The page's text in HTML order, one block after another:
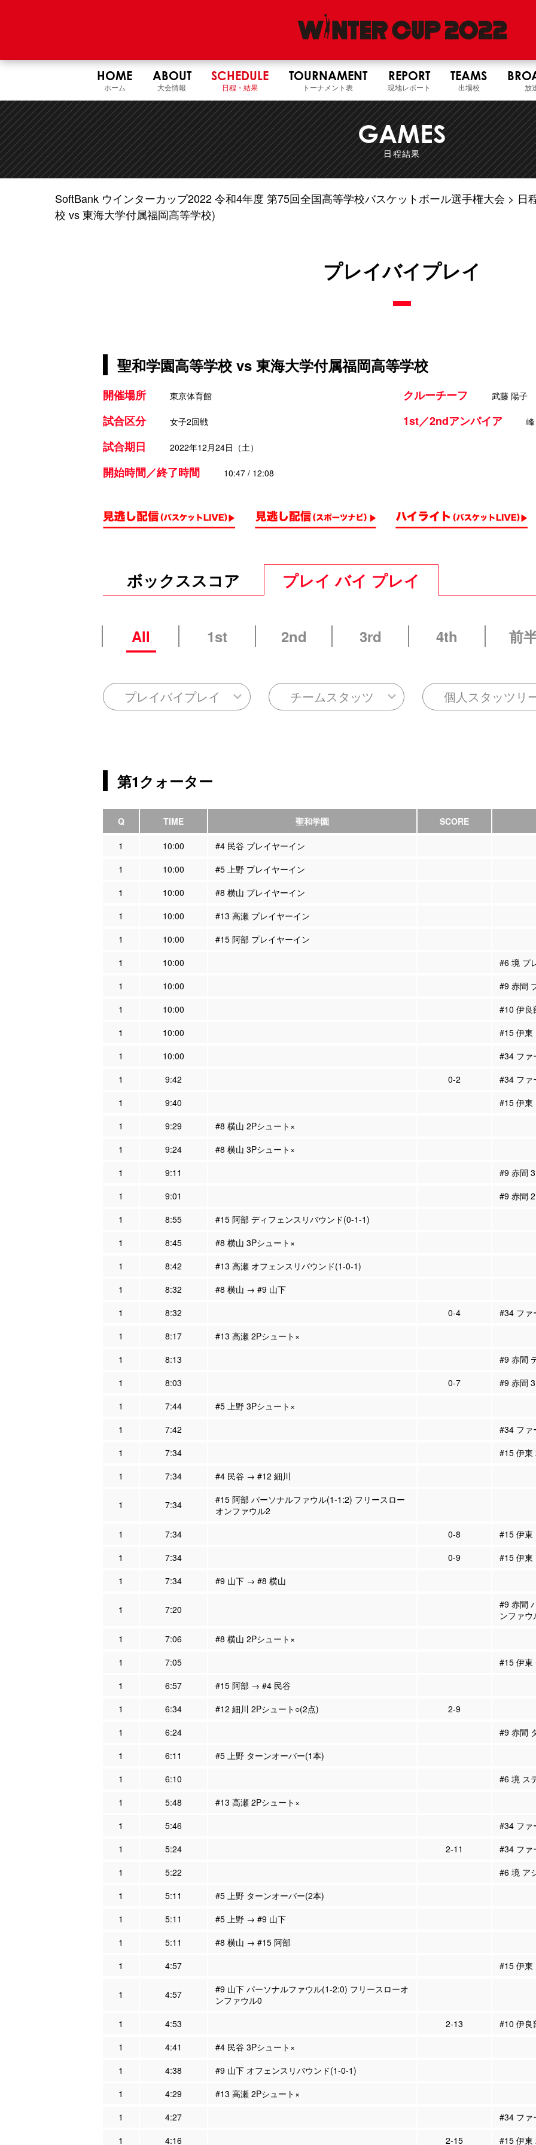
HOME
ホーム
ABOUT
大会情報
SCHEDULE
日程・結果
TOURNAMENT
トーナメント表
REPORT
現地レポート
TEAMS
出場校 放
GAMES
日程結果
SoftBank ウインターカップ2022 令和4年度 第75回全国高等学校バスケットボール選手権大会 日
校 vs 東海大学付属福岡高等学校)
プレイバイプレイ
聖和学園高等学校 vs 東海大学付属福岡高等学校
開催場所 東京体育館
試合区分 女子2回戦
試合期日 2022年12月24日（土）
開始時間／終了時間 10:47 / 12:08
クルーチーフ 武藤 陽子
1st／2ndアンパイア
ボックススコア プレイ バイ プレイ
All 1st 2nd 3rd 4th 前
プレイバイプレイ チームスタッツ 個人スタッツリ
第1クォーター
Q TIME 聖和学園 SCORE
1 10:00
#4 民谷 プレイヤーイン
1
10:00
#5 上野 プレイヤーイン
1
10:00
#8 横山 プレイヤーイン
1
10:00
#13 高瀬 プレイヤーイン
1
10:00
#15 阿部 プレイヤーイン
1
10:00
#6 境 プ
1
10:00
#9 赤間
1
10:00
#10 伊良
1
10:00
#15 伊東
1
10:00
#34 ファ
1
9:42 0-2
#34 ファ
1
9:40
#15 伊東
1
9:29
#8 横山 2Pシュート×
1
9:24
#8 横山 3Pシュート×
1
9:11
#9 赤間
1
9:01
#9 赤間
1
8:55
#15 阿部 ディフェンスリバウンド(0-1-1)
1
8:45
#8 横山 3Pシュート×
1
8:42
#13 高瀬 オフェンスリバウンド(1-0-1)
1
8:32
#8 横山 → #9 山下
1
8:32 0-4
#34 ファ
1
8:17
#13 高瀬 2Pシュート×
1
8:13
#9 赤間
1
8:03 0-7
#9 赤間
1
7:44
#5 上野 3Pシュート×
1
7:42
#34 ファ
1
7:34
#15 伊東
1
7:34 #4 民谷 → #12 細川
1 7:34
#15 阿部 パーソナルファウル(1-1:2) フリースロー
オンファウル2
1
7:34 0-8
#15 伊東
1
7:34 0-9
#15 伊東
1
7:34 #9 山下 → #8 横山
1 7:20
#9 赤間
ンファウ
1
7:06
#8 横山 2Pシュート×
1
7:05
#15 伊東
1
6:57
#15 阿部 → #4 民谷
1
6:34 #12 細川 2Pシュート○(2点)
2-9
1
6:24
#9 赤間
1
6:11
#5 上野 ターンオーバー(1本)
1
6:10
#6 境 ス
1
5:48
#13 高瀬 2Pシュート×
1
5:46
#34 ファ
1
5:24 2-11
#34 ファ
1
5:22
#6 境 ア
1
5:11
#5 上野 ターンオーバー(2本)
1
5:11
#5 上野 → #9 山下
1
5:11
#8 横山 → #15 阿部
1
4:57 #15 伊東
1 4:57
#9 山下 パーソナルファウル(1-2:0) フリースローオ
ンファウル0
1
4:53 2-13
#10 伊良
1
4:41
#4 民谷 3Pシュート×
1
4:38
#9 山下 オフェンスリバウンド(1-0-1)
1
4:29
#13 高瀬 2Pシュート×
1
4:27
#34 ファ
1
4:16 2-15 #15 伊東